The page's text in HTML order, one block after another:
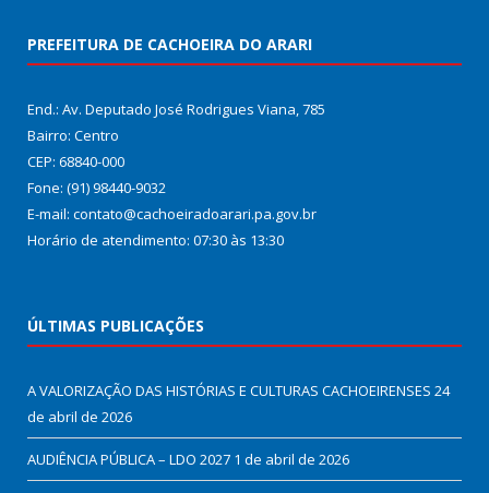
PREFEITURA DE CACHOEIRA DO ARARI
End.: Av. Deputado José Rodrigues Viana, 785
Bairro: Centro
CEP: 68840-000
Fone: (91) 98440-9032
E-mail: contato@cachoeiradoarari.pa.gov.br
Horário de atendimento: 07:30 às 13:30
ÚLTIMAS PUBLICAÇÕES
A VALORIZAÇÃO DAS HISTÓRIAS E CULTURAS CACHOEIRENSES 24
de abril de 2026
AUDIÊNCIA PÚBLICA – LDO 2027 1 de abril de 2026